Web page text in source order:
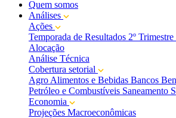
Quem somos
Análises
Ações
Temporada de Resultados 2º
Alocação
Análise Técnica
Cobertura setorial
AgroAlimentos e Bebidas Bancos
Petróleo e Combustíveis Saneamento
Economia
Projeções Macroeconômicas